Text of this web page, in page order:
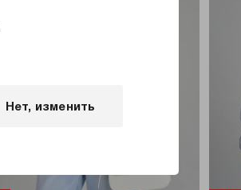
Нет, изменить